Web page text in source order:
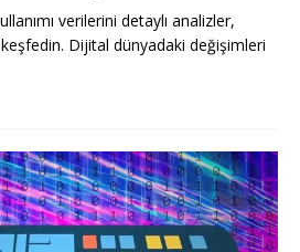
verilerini detaylı analizler,
Dijital dünyadaki değişimleri